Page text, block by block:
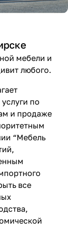
мебели и
любого.
по
и продаже
“Мебель
все